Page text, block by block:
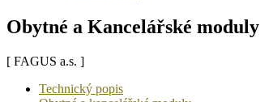
Obytné a Kancelářské moduly
[ FAGUS a.s. ]
Technický popis